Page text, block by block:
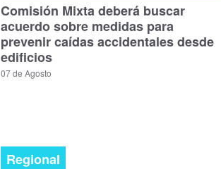
Comisión Mixta deberá buscar
acuerdo sobre medidas para
prevenir caídas accidentales desde
edificios
07 de Agosto
Regional